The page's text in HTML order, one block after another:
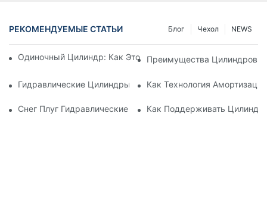
РЕКОМЕНДУЕМЫЕ СТАТЬИ NEWS
Чехол
Блог
Одиночный Цилиндр: Как Это Работает & Общие
Преимущества Цилиндров
Гидравлические Цилиндры С Амортизацией:
Как Технология
Снег Плуг Гидравлические Цилиндры: Основные
Как Поддерживать Цилиндр